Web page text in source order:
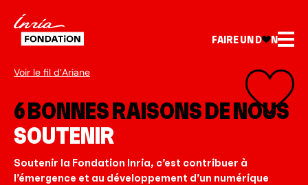
FAIRE UN D N
Voir le fil d’Ariane
6 BONNES RAISONS DE NOUS
SOUTENIR
Soutenir la Fondation Inria, c’est contribuer à
l’émergence et au développement d’un numérique